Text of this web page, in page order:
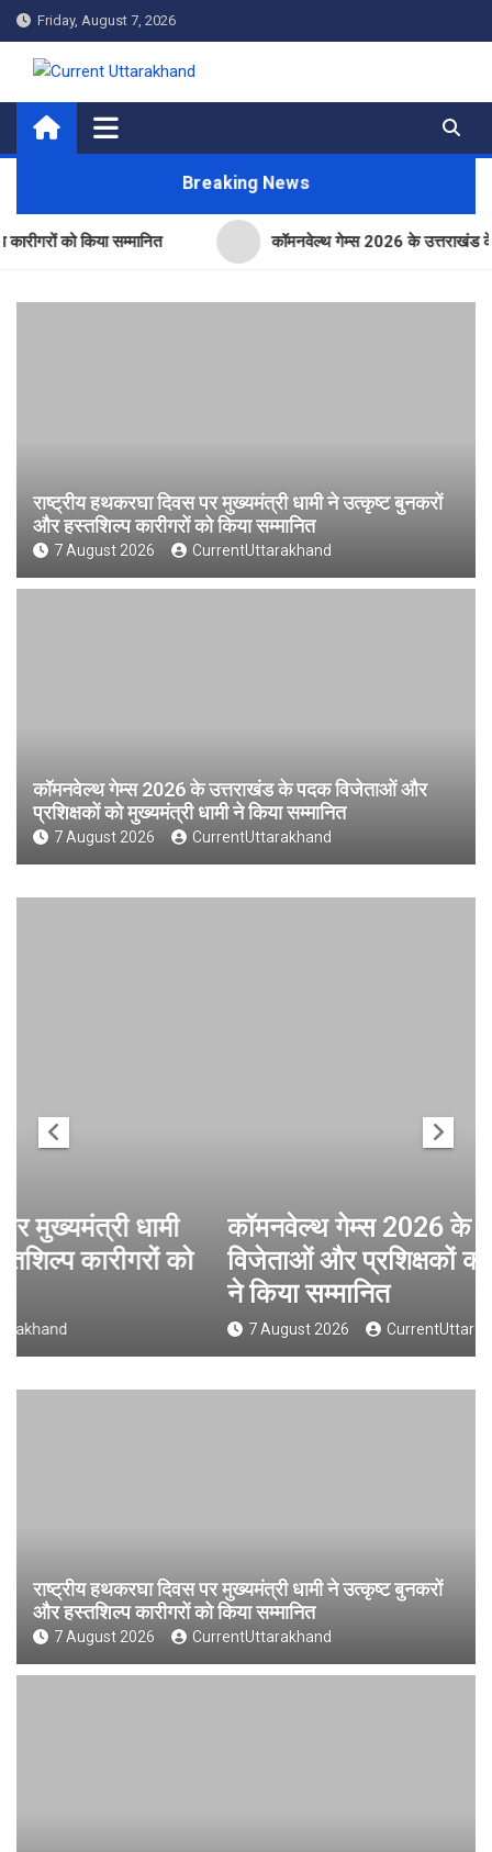
Skip
to
content
Friday, August 7, 2026
Current Uttarakhand
Breaking News
को किया सम्मानित कॉमनवेल्थ गेम्स 2026 के उत्तराखंड के पदक
राष्ट्रीय हथकरघा दिवस पर मुख्यमंत्री धामी ने उत्कृष्ट बुनकरों
और हस्तशिल्प कारीगरों को किया सम्मानित
7 August 2026 CurrentUttarakhand
कॉमनवेल्थ गेम्स 2026 के उत्तराखंड के पदक विजेताओं और
प्रशिक्षकों को मुख्यमंत्री धामी ने किया सम्मानित
7 August 2026 CurrentUttarakhand
कॉमनवेल्थ गेम्स 2026 के उत्तराखंड के पदक
विजेताओं और प्रशिक्षकों को मुख्यमंत्री धामी
7 August 2026 CurrentUttarakhand
राष्ट्रीय हथकरघा दिवस पर मुख्यमंत्री धामी ने उत्कृष्ट बुनकरों
और हस्तशिल्प कारीगरों को किया सम्मानित
7 August 2026 CurrentUttarakhand